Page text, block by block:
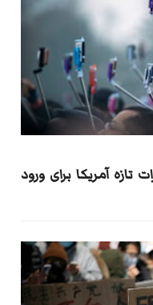
آمریکا برای ورود